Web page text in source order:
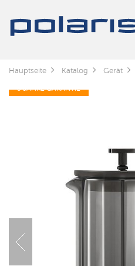
Hauptseite Katalog Gerät
3 JAHRE GARANTIE